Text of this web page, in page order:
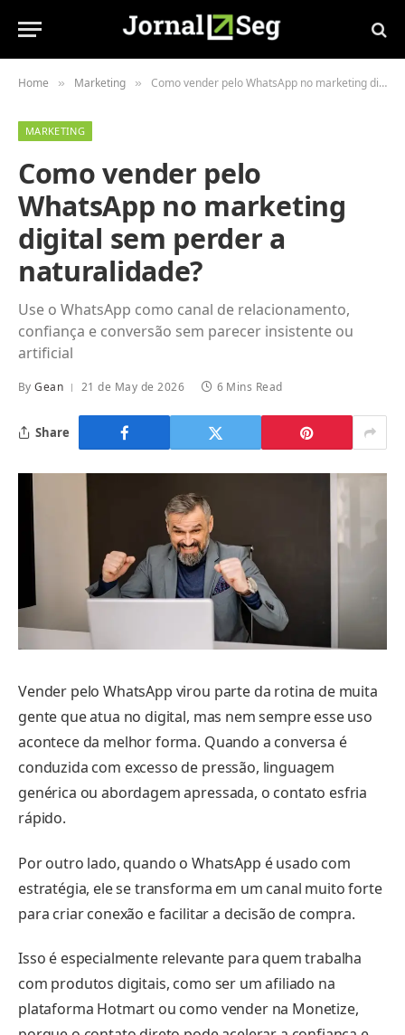
Home » Marketing » Como vender pelo WhatsApp no marketing digital sem perder a naturalidade?
MARKETING
Como vender pelo
WhatsApp no marketing
digital sem perder a
naturalidade?
Use o WhatsApp como canal de relacionamento,
confiança e conversão sem parecer insistente ou
artificial
By Gean 21 de May de 2026 6 Mins Read
Share
Vender pelo WhatsApp virou parte da rotina de muita
gente que atua no digital, mas nem sempre esse uso
acontece da melhor forma. Quando a conversa é
conduzida com excesso de pressão, linguagem
genérica ou abordagem apressada, o contato esfria
rápido.
Por outro lado, quando o WhatsApp é usado com
estratégia, ele se transforma em um canal muito forte
para criar conexão e facilitar a decisão de compra.
Isso é especialmente relevante para quem trabalha
com produtos digitais, como ser um afiliado na
plataforma Hotmart ou como vender na Monetize,